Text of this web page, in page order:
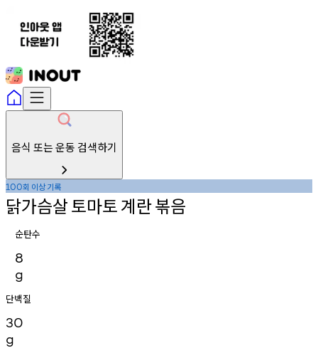
음식 또는 운동 검색하기
100회 이상기록
닭가슴살토마토계란볶음
순탄수
8
g
단백질
30
g